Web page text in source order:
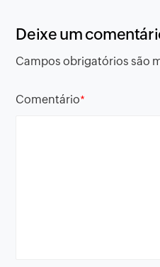
Deixe um
Campos obrigatórios são
Comentário*